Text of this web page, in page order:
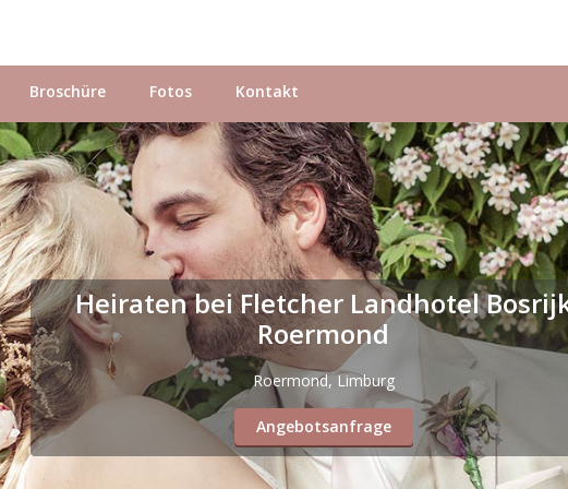
Broschüre Fotos Kontakt
Heiraten bei Fletcher Landhotel
Roermond
Roermond, Limburg
Angebotsanfrage